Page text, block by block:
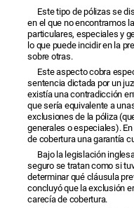
Este tipo de pólizas se
en el que no encontramos
particulares, especiales y
lo que puede incidir en la
sobre otras.
Este aspecto cobra
sentencia dictada por un
existía una contradicción
que sería equivalente a
exclusiones de la póliza
generales o especiales).
de cobertura una garantía
Bajo la legislación
seguro se tratan como si
determinar qué cláusula
concluyó que la exclusión
carecía de cobertura.